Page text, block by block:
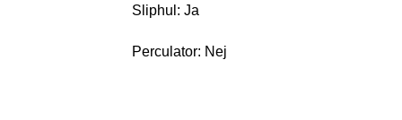
Sliphul: Ja
Perculator: Nej